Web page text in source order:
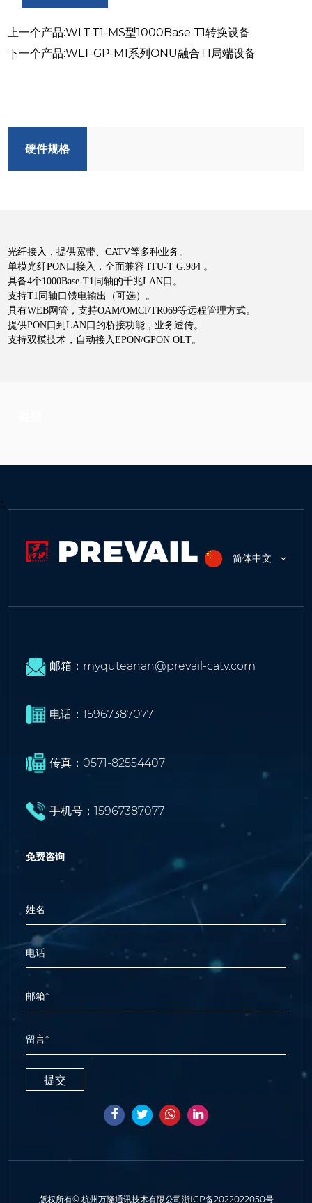
上一个产品:WLT-T1-MS型1000Base-T1转换设备
下一个产品:WLT-GP-M1系列ONU融合T1局端设备
硬件规格
光纤接入，提供宽带、CATV等多种业务。
单模光纤PON口接入，全面兼容 ITU-T G.984 。
具备4个1000Base-T1同轴的千兆LAN口。
支持T1同轴口馈电输出（可选）。
具有WEB网管，支持OAM/OMCI/TR069等远程管理方式。
提供PON口到LAN口的桥接功能，业务透传。
支持双模技术，自动接入EPON/GPON OLT。
top
简体中文
邮箱：myquteanan@prevail-catv.com
电话：15967387077
传真：0571-82554407
手机号：15967387077
免费咨询
版权所有© 杭州万隆通讯技术有限公司浙ICP备2022022050号